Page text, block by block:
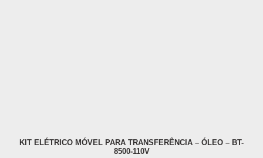
KIT ELÉTRICO MÓVEL PARA TRANSFERÊNCIA – ÓLEO – BT-
8500-110V